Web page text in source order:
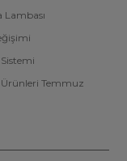
Lambası
Temmuz